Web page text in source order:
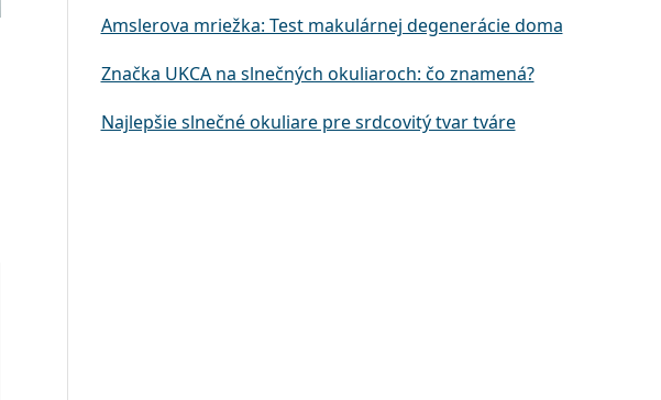
Amslerova mriežka: Test makulárnej degenerácie doma
Značka UKCA na slnečných okuliaroch: čo znamená?
Najlepšie slnečné okuliare pre srdcovitý tvar tváre